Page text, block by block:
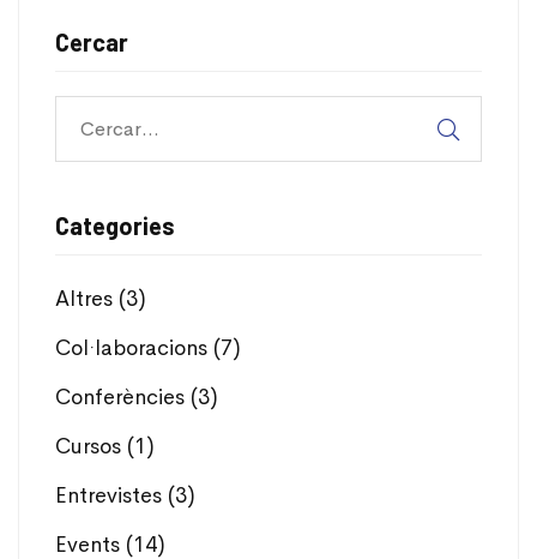
Cercar
Categories
Altres (3)
Col·laboracions (7)
Conferències (3)
Cursos (1)
Entrevistes (3)
Events (14)